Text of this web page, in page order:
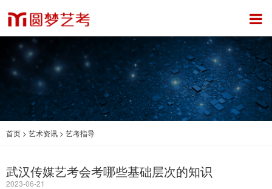
首页 > 艺术资讯 > 艺考指导
武汉传媒艺考会考哪些基础层次的知识
2023-06-21